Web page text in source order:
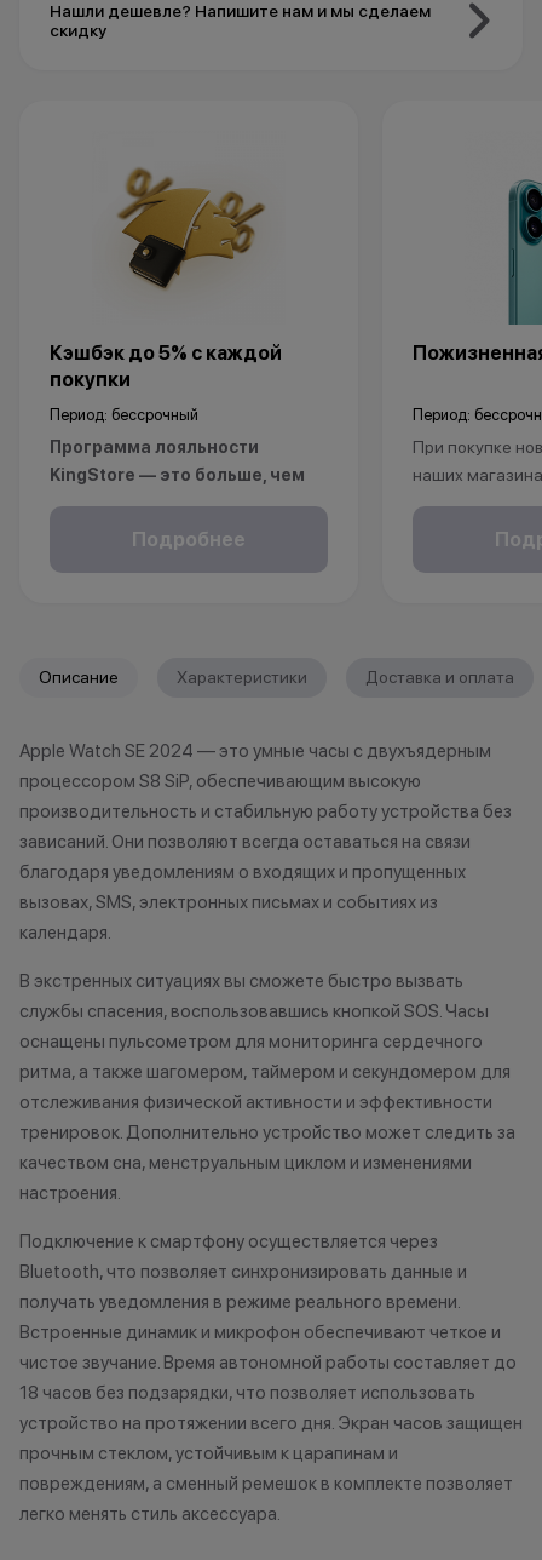
Нашли дешевле? Напишите нам и мы сделаем
скидку
Кэшбэк до 5% с каждой
покупки
Период: бессрочный
Программа лояльности
KingStore — это больше, чем
просто бонусы.
Покупайте технику и аксессуары,
За покупки начисляются бонусные
Как можно использовать
баллы
Бонусными баллами можно
оплатить:
до 20% от чека — на аксессуары;
до 10% от чека — на
оригинальную продукцию Dyson и
до 2% от чека — на новые iPhone;
Статусы программы
Новый в прайде
Кэшбэк: 1%
Технолев
Кэшбэк: 2%
Заряженный хищник
Кэшбэк: 3%
Подробнее
Период:
При покупке
наших
рассрочку,
безналичному
*Акции и
*Данная акция
публичной
право
договора
обоснованные
усмотрение
изменить
Описание Характеристики Доставка и оплата
Apple Watch SE 2024 — это умные часы с двухъядерным
процессором S8 SiP, обеспечивающим высокую
производительность и стабильную работу устройства без
зависаний. Они позволяют всегда оставаться на связи
благодаря уведомлениям о входящих и пропущенных
вызовах, SMS, электронных письмах и событиях из
календаря.
В экстренных ситуациях вы сможете быстро вызвать
службы спасения, воспользовавшись кнопкой SOS. Часы
оснащены пульсометром для мониторинга сердечного
ритма, а также шагомером, таймером и секундомером для
отслеживания физической активности и эффективности
тренировок. Дополнительно устройство может следить за
качеством сна, менструальным циклом и изменениями
настроения.
Подключение к смартфону осуществляется через
Bluetooth, что позволяет синхронизировать данные и
получать уведомления в режиме реального времени.
Встроенные динамик и микрофон обеспечивают четкое и
чистое звучание. Время автономной работы составляет до
18 часов без подзарядки, что позволяет использовать
устройство на протяжении всего дня. Экран часов защищен
прочным стеклом, устойчивым к царапинам и
повреждениям, а сменный ремешок в комплекте позволяет
легко менять стиль аксессуара.